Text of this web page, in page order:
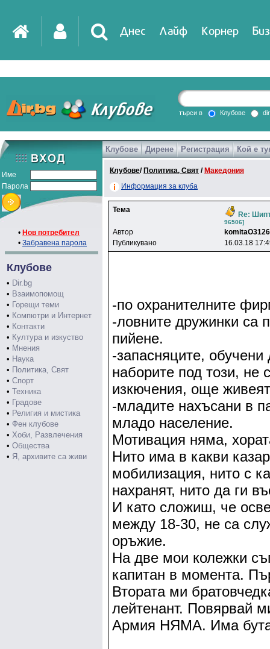
Днес Лайф Корнер
DirTV Impressio
Games
търси в Клубове
Име
Парола
• Нов потребител
• Забравена парола
Клубове
• Dir.bg
• Взаимопомощ
• Горещи теми
• Компютри и Интернет
• Контакти
• Култура и изкуство
• Мнения
• Наука
• Политика, Свят
• Спорт
• Техника
• Градове
• Религия и мистика
• Фен клубове
• Хоби, Развлечения
• Общества
• Я, архивите са живи
Клубове Дирене Регистрация Кой е
Клубове/ Политика, Свят / Македония
Информация за клуба
Тема
Re:
96506]
Автор
Публикувано
16.03.18
-по охранителните
-ловните дружинки са
пийене.
-запасняците,
наборите под този, не
изкючения, още
-младите нахъсани в
младо население.
Мотивация няма,
Нито има в какви
мобилизация, нито с
нахранят, нито да ги
И като сложиш, че
между 18-30, не са
оръжие.
На две мои колежки
капитан в момента.
Втората ми
лейтенант. Повярвай
Армия НЯМА. Има